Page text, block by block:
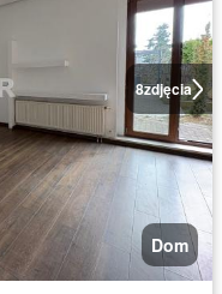
8zdjęcia
Dom